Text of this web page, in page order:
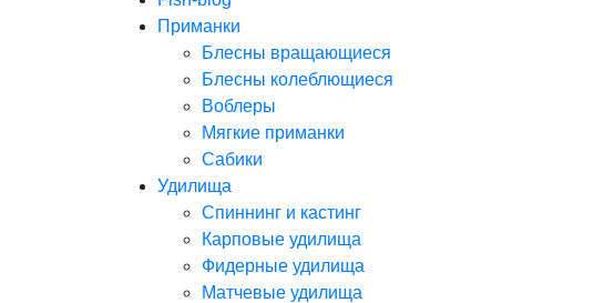
Приманки
Блесны вращающиеся
Блесны колеблющиеся
Воблеры
Мягкие приманки
Сабики
Удилища
Спиннинг и кастинг
Карповые удилища
Фидерные удилища
Матчевые удилища